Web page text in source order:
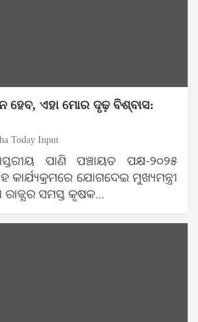
ହେବ, ଏହା ମୋର ଦୃଢ଼ ବିଶ୍ବାସ:
Today Input
ପାଣି ପଞ୍ଚାୟତ ପକ୍ଷ-୨୦୨୫
ଯୋଗଦେଇ ମୁଖ୍ୟମନ୍ତ୍ରୀ
ସମସ୍ତ କୃଷକ…